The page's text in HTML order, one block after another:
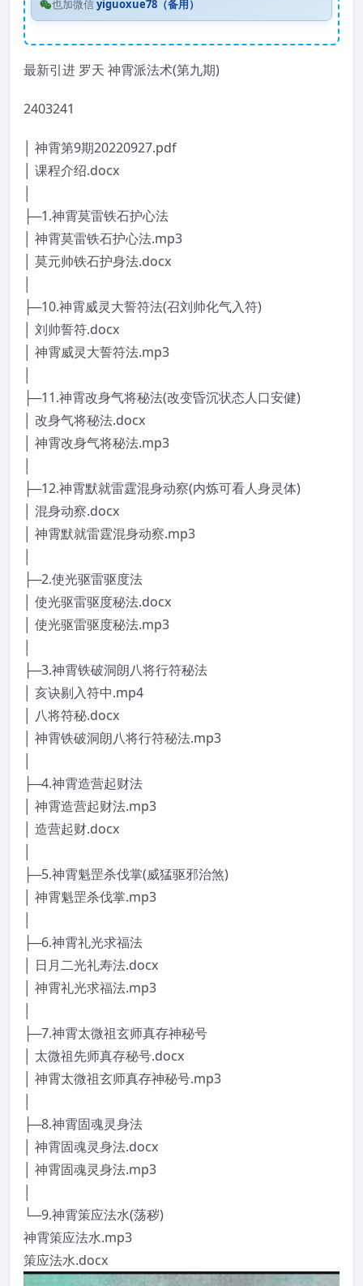
也加微信yiguoxue78（备用）
最新引进 罗天 神霄派法术(第九期)
2403241
│ 神霄第9期20220927.pdf
│ 课程介绍.docx
├─1.神霄莫雷铁石护心法
│ 神霄莫雷铁石护心法.mp3
│ 莫元帅铁石护身法.docx
├─10.神霄威灵大誓符法(召刘帅化气入符)
│ 刘帅誓符.docx
│ 神霄威灵大誓符法.mp3
├─11.神霄改身气将秘法(改变昏沉状态人口安健)
│ 改身气将秘法.docx
│ 神霄改身气将秘法.mp3
├─12.神霄默就雷霆混身动察(内炼可看人身灵体)
│ 混身动察.docx
│ 神霄默就雷霆混身动察.mp3
├─2.使光驱雷驱度法
│ 使光驱雷驱度秘法.docx
│ 使光驱雷驱度秘法.mp3
├─3.神霄铁破洞朗八将行符秘法
│ 亥诀剔入符中.mp4
│ 八将符秘.docx
│ 神霄铁破洞朗八将行符秘法.mp3
├─4.神霄造营起财法
│ 神霄造营起财法.mp3
│ 造营起财.docx
├─5.神霄魁罡杀伐掌(威猛驱邪治煞)
│ 神霄魁罡杀伐掌.mp3
├─6.神霄礼光求福法
│ 日月二光礼寿法.docx
│ 神霄礼光求福法.mp3
├─7.神霄太微祖玄师真存神秘号
│ 太微祖先师真存秘号.docx
│ 神霄太微祖玄师真存神秘号.mp3
├─8.神霄固魂灵身法
│ 神霄固魂灵身法.docx
│ 神霄固魂灵身法.mp3
└─9.神霄策应法水(荡秽)
神霄策应法水.mp3
策应法水.docx